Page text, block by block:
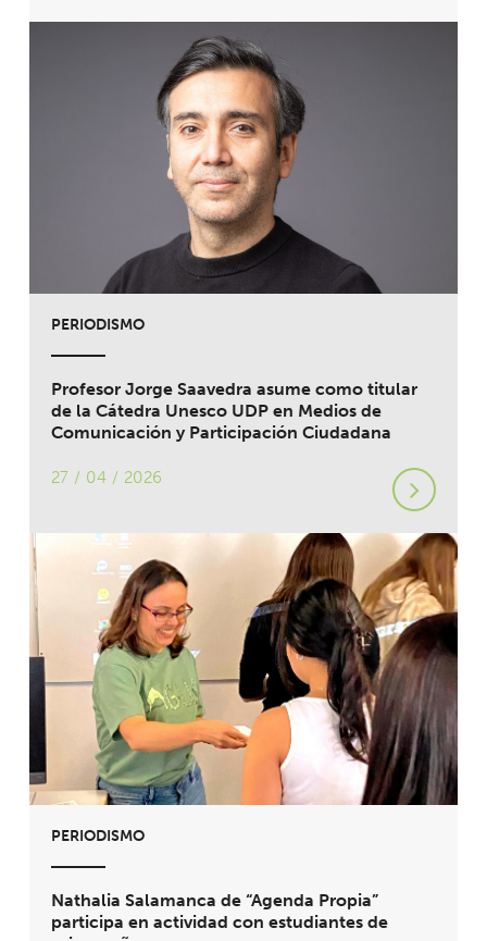
PERIODISMO
Profesor Jorge Saavedra asume como titular
de la Cátedra Unesco UDP en Medios de
Comunicación y Participación Ciudadana
27 / 04 / 2026
PERIODISMO
Nathalia Salamanca de “Agenda Propia”
participa en actividad con estudiantes de